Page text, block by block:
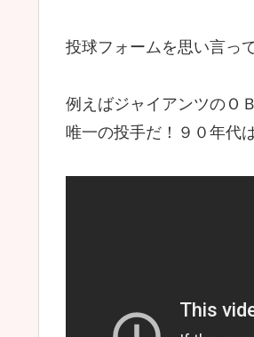
投球フォームを思い言っ
例えばジャイアンツのＯ
唯一の投手だ！９０年代